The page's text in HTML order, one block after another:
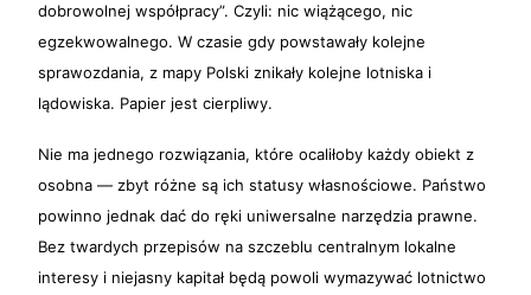
dobrowolnej współpracy”. Czyli: nic wiążącego, nic
egzekwowalnego. W czasie gdy powstawały kolejne
sprawozdania, z mapy Polski znikały kolejne lotniska i
lądowiska. Papier jest cierpliwy.
Nie ma jednego rozwiązania, które ocaliłoby każdy obiekt z
osobna — zbyt różne są ich statusy własnościowe. Państwo
powinno jednak dać do ręki uniwersalne narzędzia prawne.
Bez twardych przepisów na szczeblu centralnym lokalne
interesy i niejasny kapitał będą powoli wymazywać lotnictwo